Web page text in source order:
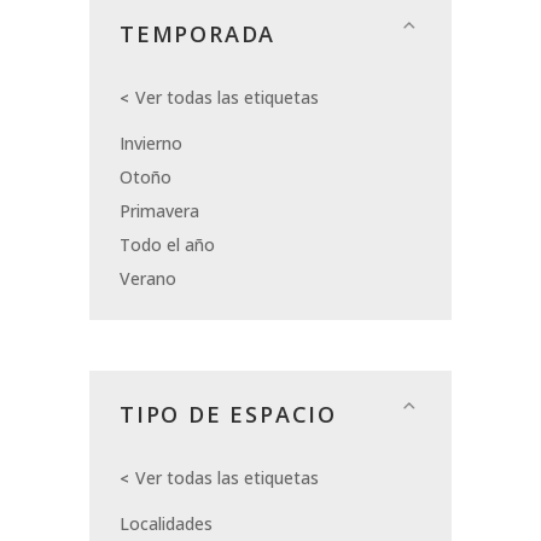
TEMPORADA
Ver todas las etiquetas
Invierno
Otoño
Primavera
Todo el año
Verano
TIPO DE ESPACIO
Ver todas las etiquetas
Localidades